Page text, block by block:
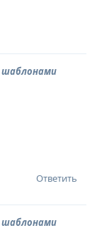
шаблонами
Ответить
шаблонами